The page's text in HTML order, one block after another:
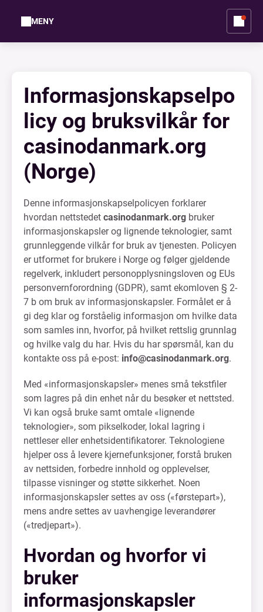
MENY
Informasjonskapselpo
licy og bruksvilkår for
casinodanmark.org
(Norge)
Denne informasjonskapselpolicyen forklarer
hvordan nettstedet casinodanmark.org bruker
informasjonskapsler og lignende teknologier, samt
grunnleggende vilkår for bruk av tjenesten. Policyen
er utformet for brukere i Norge og følger gjeldende
regelverk, inkludert personopplysningsloven og EUs
personvernforordning (GDPR), samt ekomloven § 2-
7 b om bruk av informasjonskapsler. Formålet er å
gi deg klar og forståelig informasjon om hvilke data
som samles inn, hvorfor, på hvilket rettslig grunnlag
og hvilke valg du har. Hvis du har spørsmål, kan du
kontakte oss på e-post: info@casinodanmark.org.
Med «informasjonskapsler» menes små tekstfiler
som lagres på din enhet når du besøker et nettsted.
Vi kan også bruke samt omtale «lignende
teknologier», som pikselkoder, lokal lagring i
nettleser eller enhetsidentifikatorer. Teknologiene
hjelper oss å levere kjernefunksjoner, forstå bruken
av nettsiden, forbedre innhold og opplevelser,
tilpasse visninger og støtte sikkerhet. Noen
informasjonskapsler settes av oss («førstepart»),
mens andre settes av uavhengige leverandører
(«tredjepart»).
Hvordan og hvorfor vi
bruker
informasjonskapsler